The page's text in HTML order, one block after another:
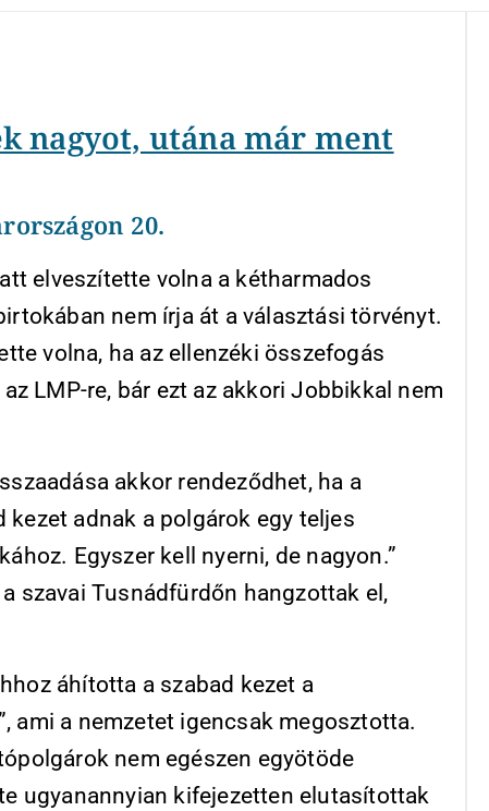
nagyot, utána már ment
20.
elveszítette volna a kétharmados
nem írja át a választási törvényt.
volna, ha az ellenzéki összefogás
LMP-re, bár ezt az akkori Jobbikkal nem
akkor rendeződhet, ha a
kezet adnak a polgárok egy teljes
Egyszer kell nyerni, de nagyon.”
szavai Tusnádfürdőn hangzottak el,
áhította a szabad kezet a
ami a nemzetet igencsak megosztotta.
nem egészen egyötöde
ugyanannyian kifejezetten elutasítottak